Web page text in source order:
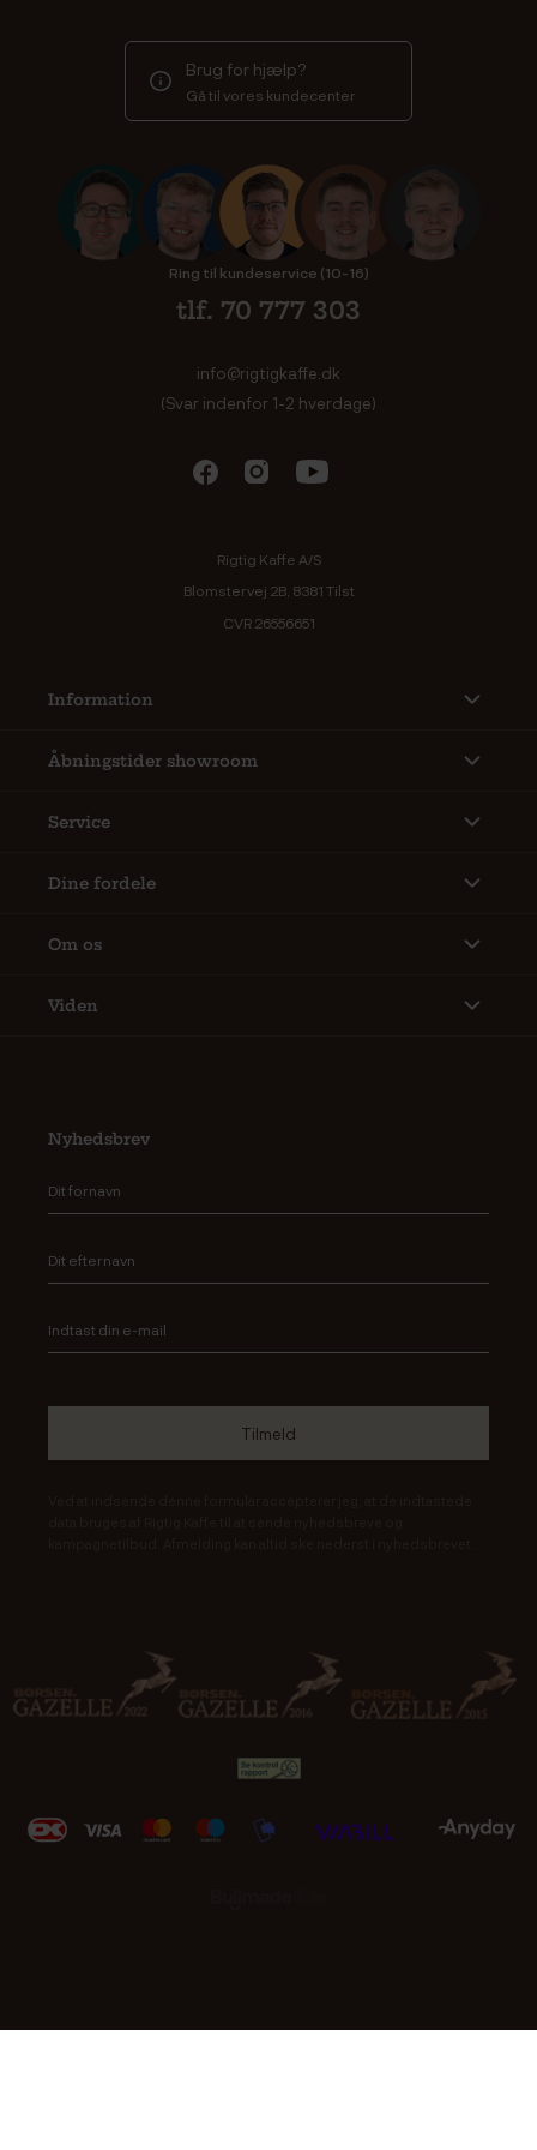
Brug for hjælp?
Gå til vores kundecenter
Ring til kundeservice (10-16)
tlf. 70 777 303
info@rigtigkaffe.dk
(Svar indenfor 1-2 hverdage)
Rigtig Kaffe A/S
Blomstervej 2B, 8381 Tilst
CVR 26556651
Information
Åbningstider showroom
Service
Dine fordele
Om os
Viden
Nyhedsbrev